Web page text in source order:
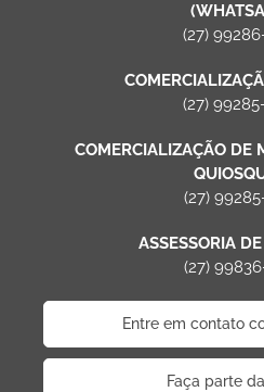
(27)
(27)
COMERCIALIZAÇÃO DE
(27)
ASSESSORIA
(27)
Entre em contato
Faça parte